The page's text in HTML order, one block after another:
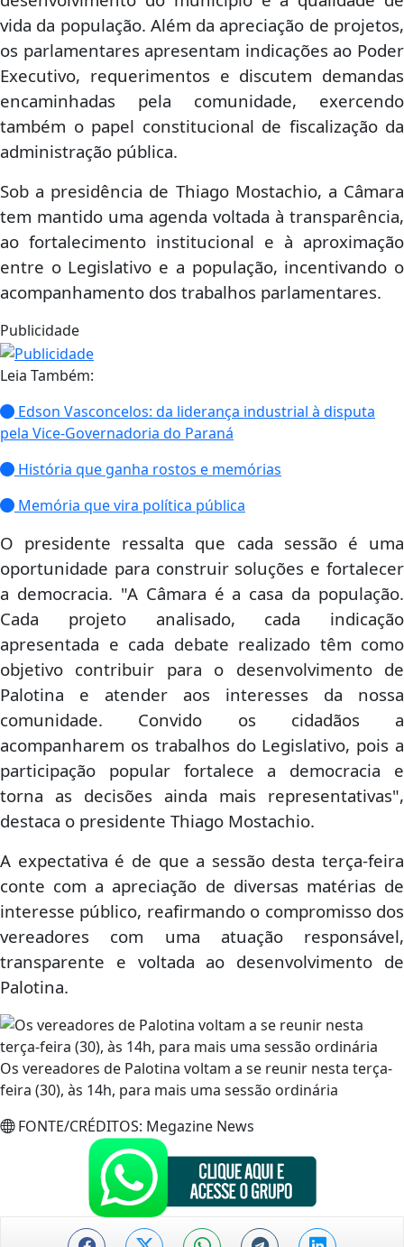
vida da população. Além da apreciação de projetos,
os parlamentares apresentam indicações ao Poder
Executivo, requerimentos e discutem demandas
encaminhadas pela comunidade, exercendo
também o papel constitucional de fiscalização da
administração pública.
Sob a presidência de Thiago Mostachio, a Câmara
tem mantido uma agenda voltada à transparência,
ao fortalecimento institucional e à aproximação
entre o Legislativo e a população, incentivando o
acompanhamento dos trabalhos parlamentares.
Publicidade
Leia Também:
Edson Vasconcelos: da liderança industrial à disputa
pela Vice-Governadoria do Paraná
História que ganha rostos e memórias
Memória que vira política pública
O presidente ressalta que cada sessão é uma
oportunidade para construir soluções e fortalecer
a democracia. "A Câmara é a casa da população.
Cada projeto analisado, cada indicação
apresentada e cada debate realizado têm como
objetivo contribuir para o desenvolvimento de
Palotina e atender aos interesses da nossa
comunidade. Convido os cidadãos a
acompanharem os trabalhos do Legislativo, pois a
participação popular fortalece a democracia e
torna as decisões ainda mais representativas",
destaca o presidente Thiago Mostachio.
A expectativa é de que a sessão desta terça-feira
conte com a apreciação de diversas matérias de
interesse público, reafirmando o compromisso dos
vereadores com uma atuação responsável,
transparente e voltada ao desenvolvimento de
Palotina.
Os vereadores de Palotina voltam a se reunir nesta terça-
feira (30), às 14h, para mais uma sessão ordinária
FONTE/CRÉDITOS: Megazine News